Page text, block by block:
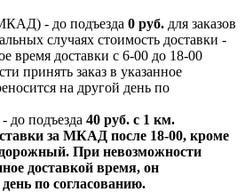
- до подъезда 0 руб. для заказов
случаях стоимость доставки -
время доставки с 6-00 до 18-00
принять заказ в указанное
на другой день по
- до подъезда 40 руб. с 1 км.
за МКАД после 18-00, кроме
При невозможности
доставкой время, он
по согласованию.